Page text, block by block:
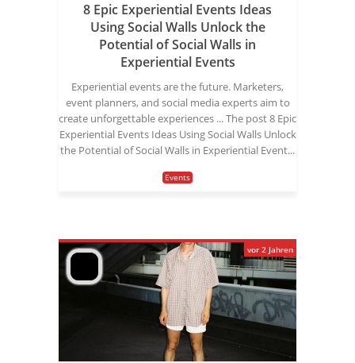
8 Epic Experiential Events Ideas
Using Social Walls Unlock the
Potential of Social Walls in
Experiential Events
Experiential events are the future. Marketers,
event planners, and social media experts aim to
create unforgettable experiences ... The post 8 Epic
Experiential Events Ideas Using Social Walls Unlock
the Potential of Social Walls in Experiential Event...
Events
vor 2 Jahren